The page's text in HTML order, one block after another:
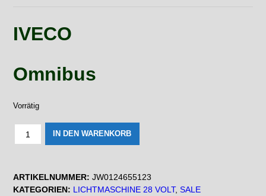
IVECO
Omnibus
Vorrätig
JW0124655123
Reman-
28V
/
IN DEN WARENKORB
ARTIKELNUMMER: JW0124655123
KATEGORIEN: LICHTMASCHINE 28 VOLT,SALE